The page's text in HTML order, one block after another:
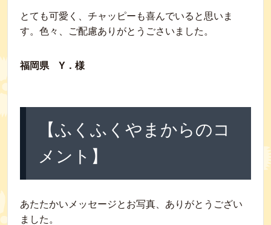
とても可愛く、チャッピーも喜んでいると思いま
す。色々、ご配慮ありがとうごさいました。
福岡県 Y．様
【ふくふくやまからのコ
メント】
あたたかいメッセージとお写真、ありがとうござい
ました。